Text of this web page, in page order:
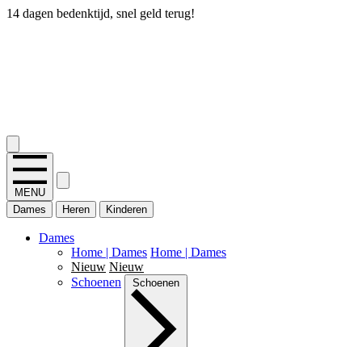
14 dagen bedenktijd, snel geld terug!
MENU
Dames
Heren Kinderen
Dames
Home | Dames Home | Dames
Nieuw Nieuw
Schoenen
Schoenen